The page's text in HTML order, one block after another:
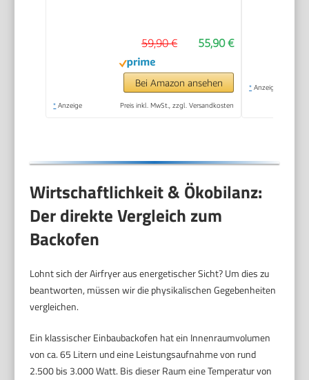
(spülmaschinenfest,
Fritteuse ohne Öl,
TouchScreen, Grillen,
Backen, Braten etc)
55,90 €
59,90 €
Bei Amazon ansehen
* Anzeige Preis inkl. MwSt., zzgl. Versandkosten
* Anzeige
Wirtschaftlichkeit & Ökobilanz:
Der direkte Vergleich zum
Backofen
Lohnt sich der Airfryer aus energetischer Sicht? Um dies zu
beantworten, müssen wir die physikalischen Gegebenheiten
vergleichen.
Ein klassischer Einbaubackofen hat ein Innenraumvolumen
von ca. 65 Litern und eine Leistungsaufnahme von rund
2.500 bis 3.000 Watt. Bis dieser Raum eine Temperatur von